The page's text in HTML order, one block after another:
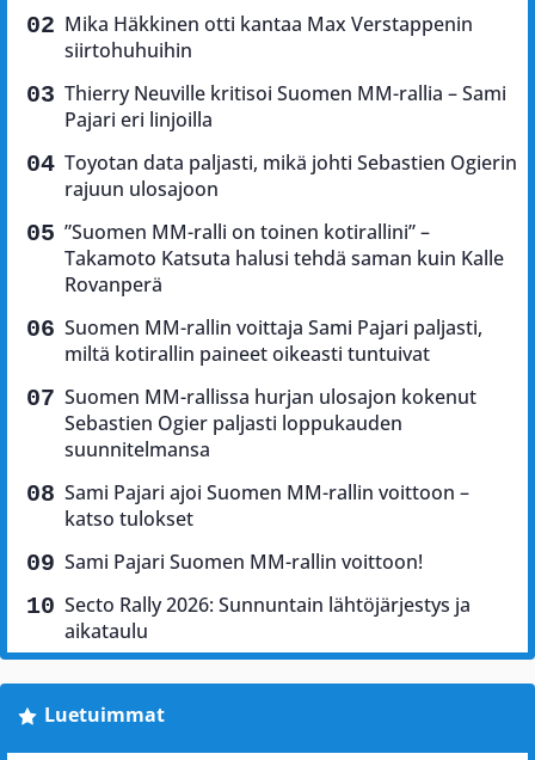
Mika Häkkinen otti kantaa Max Verstappenin
siirtohuhuihin
Thierry Neuville kritisoi Suomen MM-rallia – Sami
Pajari eri linjoilla
Toyotan data paljasti, mikä johti Sebastien Ogierin
rajuun ulosajoon
”Suomen MM-ralli on toinen kotirallini” –
Takamoto Katsuta halusi tehdä saman kuin Kalle
Rovanperä
Suomen MM-rallin voittaja Sami Pajari paljasti,
miltä kotirallin paineet oikeasti tuntuivat
Suomen MM-rallissa hurjan ulosajon kokenut
Sebastien Ogier paljasti loppukauden
suunnitelmansa
Sami Pajari ajoi Suomen MM-rallin voittoon –
katso tulokset
Sami Pajari Suomen MM-rallin voittoon!
Secto Rally 2026: Sunnuntain lähtöjärjestys ja
aikataulu
Luetuimmat